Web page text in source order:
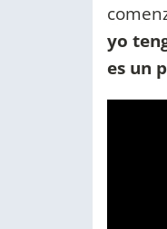
yo
es un